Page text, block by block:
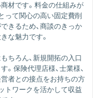
材です。料金の仕組みが
って関心の高い固定費削
きるため、商談のきっか
な魅力です。
ちろん、新規開拓の入口
。保険代理店様、士業様、
者との接点をお持ちの方
トワークを活かして収益